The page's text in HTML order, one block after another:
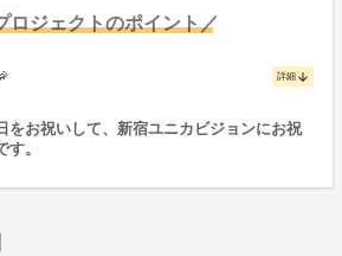
ロジェクトのポイント／
詳細 arrow_downward
をお祝いして、新宿ユニカビジョンにお祝
。